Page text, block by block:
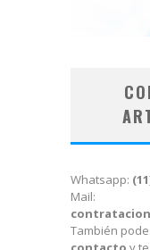
Whatsapp:
Mail:
También